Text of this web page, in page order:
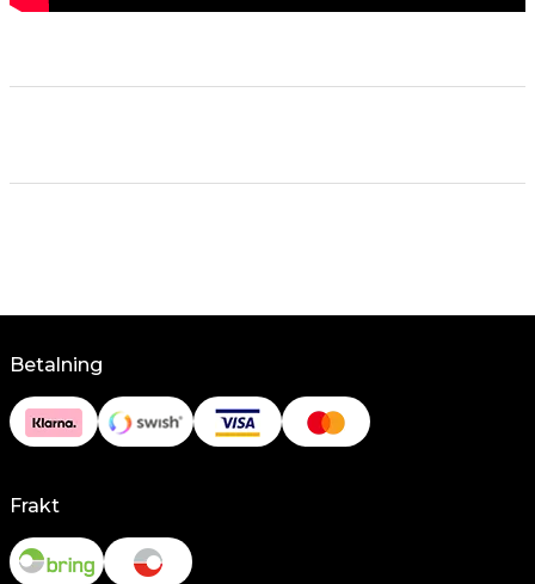
Betalning
Frakt